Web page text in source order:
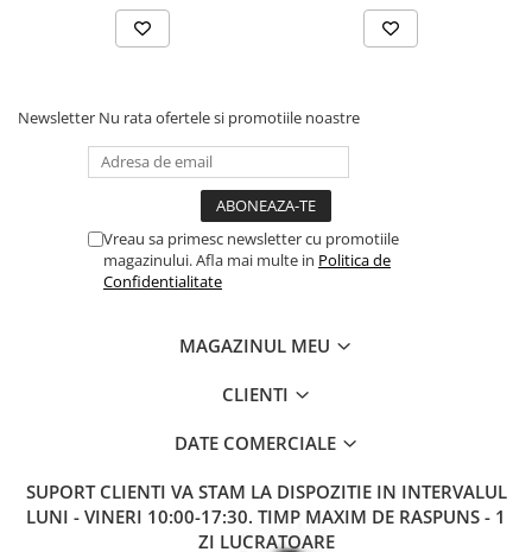
Newsletter Nu rata ofertele si promotiile noastre
Vreau sa primesc newsletter cu promotiile
magazinului. Afla mai multe in Politica de
Confidentialitate
MAGAZINUL MEU
CLIENTI
DATE COMERCIALE
SUPORT CLIENTI VA STAM LA DISPOZITIE IN INTERVALUL
LUNI - VINERI 10:00-17:30. TIMP MAXIM DE RASPUNS - 1
ZI LUCRATOARE